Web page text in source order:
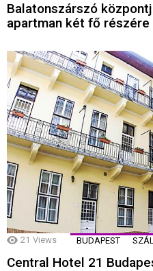
Balatonszárszó
apartman két fő részére
21 Views BUDAPEST
Central Hotel 21